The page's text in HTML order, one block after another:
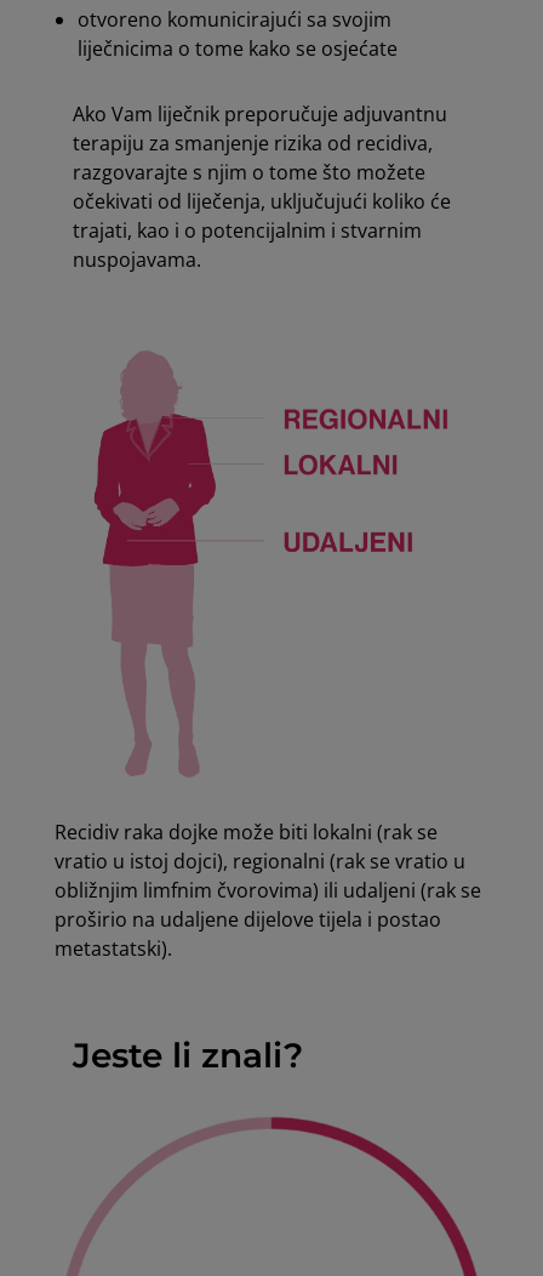
otvoreno komunicirajući sa svojim
liječnicima o tome kako se osjećate
Ako Vam liječnik preporučuje adjuvantnu
terapiju za smanjenje rizika od recidiva,
razgovarajte s njim o tome što možete
očekivati od liječenja, uključujući koliko će
trajati, kao i o potencijalnim i stvarnim
nuspojavama.
Recidiv raka dojke može biti lokalni (rak se
vratio u istoj dojci), regionalni (rak se vratio u
obližnjim limfnim čvorovima) ili udaljeni (rak se
proširio na udaljene dijelove tijela i postao
metastatski).
Jeste li znali?